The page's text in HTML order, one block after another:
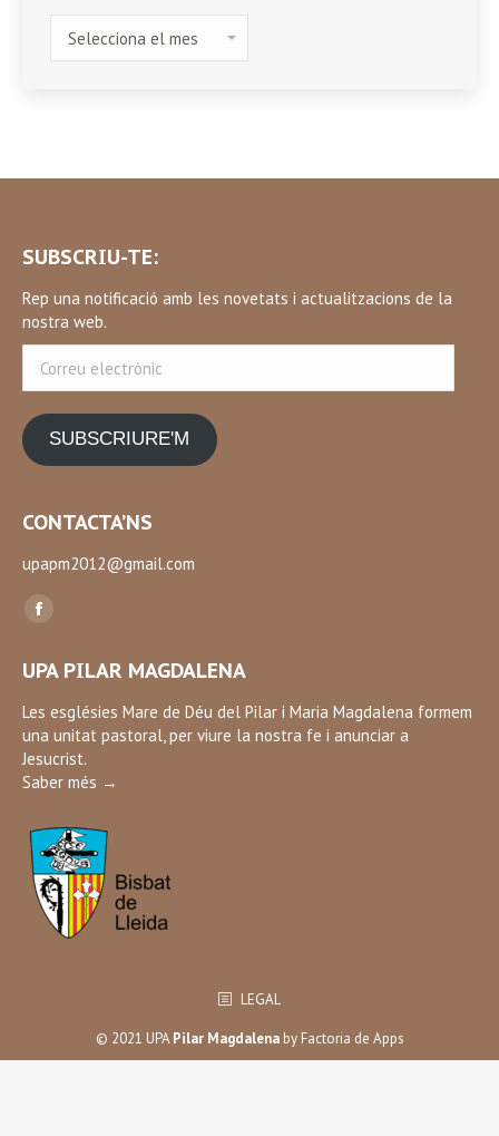
SUBSCRIU-TE:
Rep una notificació amb les novetats i actualitzacions de la
nostra web.
electrònic
SUBSCRIURE'M
CONTACTA’NS
upapm2012@gmail.com
Find us on:
Facebook
opens
in
new
window
UPA PILAR MAGDALENA
Les esglésies Mare de Déu del Pilar i Maria Magdalena formem
una unitat pastoral, per viure la nostra fe i anunciar a
Jesucrist.
Saber més →
LEGAL
© 2021 UPAPilar Magdalenaby Factoria de Apps